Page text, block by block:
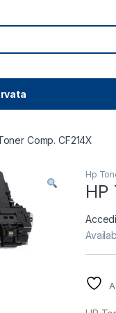
Comp. CF214X
Hp
HP